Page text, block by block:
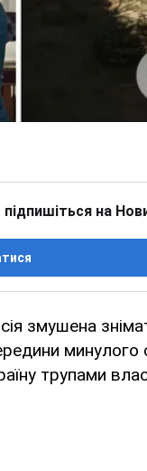
на
змушена
минулого
трупами